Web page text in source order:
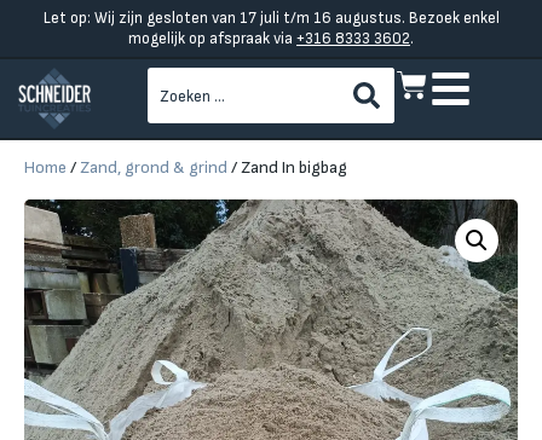
Let op: Wij zijn gesloten van 17 juli t/m 16 augustus. Bezoek enkel
mogelijk op afspraak via +316 8333 3602.
Home /Zand, grond & grind / Zand In bigbag